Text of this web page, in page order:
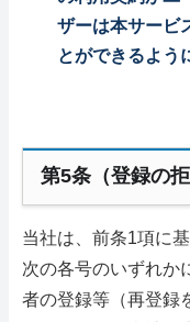
ザーは本サービ
とができるよう
第5条（登録の拒
当社は、前条1項に
次の各号のいずれか
者の登録等（再登録